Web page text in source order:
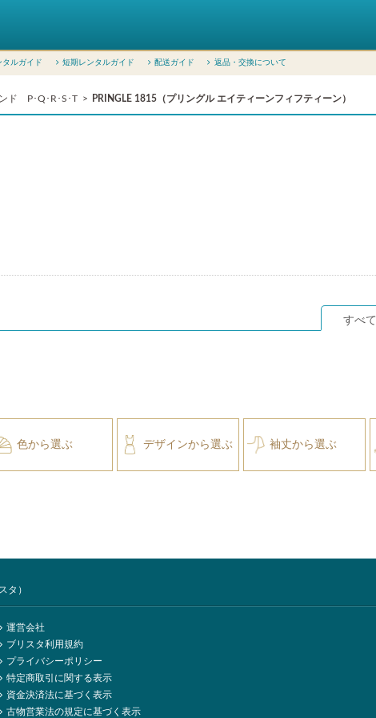
タルガイド 短期レンタルガイド 配送ガイド 返品・交換について
ド P･Q･R･S･T PRINGLE 1815（プリングル エイティーンフィフティーン）
すべて
色から選ぶ デザインから選ぶ 袖丈から選ぶ
タ）
運営会社
ブリスタ利用規約
プライバシーポリシー
特定商取引に関する表示
資金決済法に基づく表示
古物営業法の規定に基づく表示